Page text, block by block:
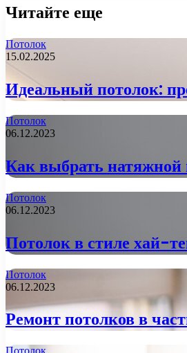
Читайте еще
Потолок
15.02.2025
Идеальный потолок:
Потолок
06.12.2023
Как выбрать натяжной
Потолок
06.12.2023
Потолок в стиле хай-
Потолок
06.12.2023
Ремонт потолков в